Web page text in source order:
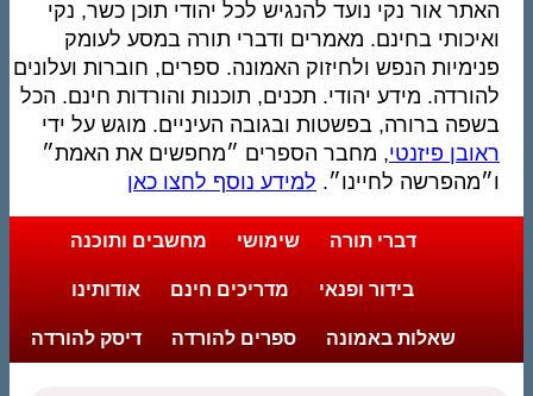
האתר אור נקי נועד להנגיש לכל יהודי תוכן כשר, נקי
ואיכותי בחינם. מאמרים ודברי תורה במסע לעומק
פנימיות הנפש ולחיזוק האמונה. ספרים, חוברות ועלונים
להורדה. מידע יהודי. תכנים, תוכנות והורדות חינם. הכל
בשפה ברורה, בפשטות ובגובה העיניים. מוגש על ידי
ראובן פיזנטי, מחבר הספרים ״מחפשים את האמת״
ו״מהפרשה לחיינו״. למידע נוסף לחצו כאן
דברי תורה שימושי מחשבים ותוכנה
בידור ופנאי מדריכים חינם אודותינו
שאלות באמונה ספרים להורדה דיסק להורדה